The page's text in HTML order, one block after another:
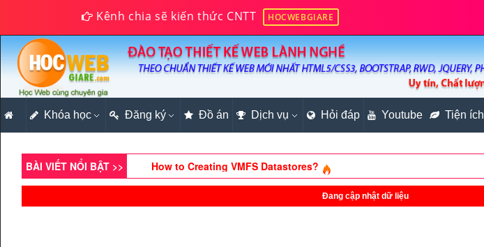
Kênh chia sẽ kiến thức CNTT HOCWEBGIARE
Khóa học Đăng ký Đồ án Dịch vụ Hỏi đáp Youtube Tiện ích
BÀI VIẾT NỔI BẬT >>
Xây dựng website bán hàng online cơ bản bằng PHP (Phần 83)
How to Creating VMFS Datastores?
Hướng dẫn cách sử dụng Bootstrap Form (Phần 4)
Đang cập nhật dữ liệu